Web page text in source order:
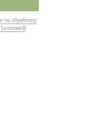
на обработку